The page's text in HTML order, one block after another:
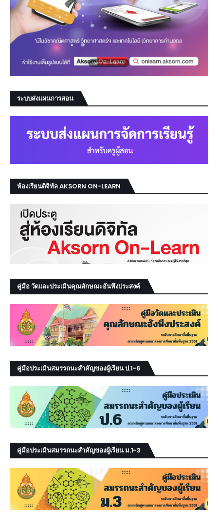
ระบบส่งแผนการสอน
ห้องเรียนดิจิทัล AKSORN ON-LEARN
คู่มือ วัดและประเมินคุณลักษณะอันพึงประสงค์
คู่มือประเมินสมรรถนะสำคัญของผู้เรียน ป.1-6
คู่มือประเมินสมรรถนะสำคัญของผู้เรียน ม.1-3